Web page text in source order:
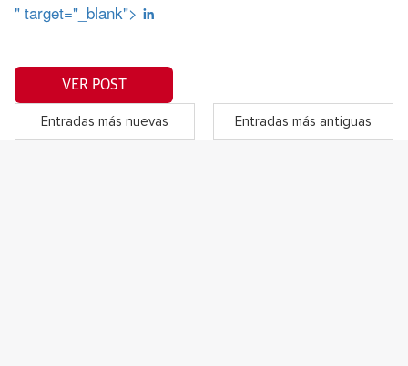
" target="_blank">
VER POST
Entradas más nuevas Entradas más antiguas